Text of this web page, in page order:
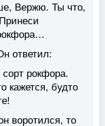
Вержю. Ты что,
ответил:
рокфора.
кажется, будто
воротился, то